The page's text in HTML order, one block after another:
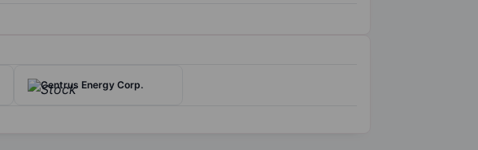
Centrus Energy Corp.